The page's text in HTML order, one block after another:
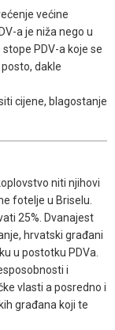
većine
a je niža nego u
PDV-a koje se
dakle
cijene, blagostanje
niti njihovi
fotelje u Briselu.
25%. Dvanajest
hrvatski građani
u postotku PDVa.
i
vlasti a posredno i
građana koji te